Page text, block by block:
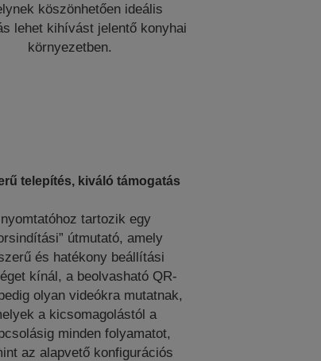
köszönhetően ideális
lehet kihívást jelentő konyhai
környezetben.
telepítés, kiváló támogatás
tartozik egy
útmutató, amely
és hatékony beállítási
kínál, a beolvasható QR-
olyan videókra mutatnak,
a kicsomagolástól a
minden folyamatot,
az alapvető konfigurációs